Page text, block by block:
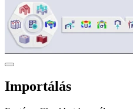
Importálás